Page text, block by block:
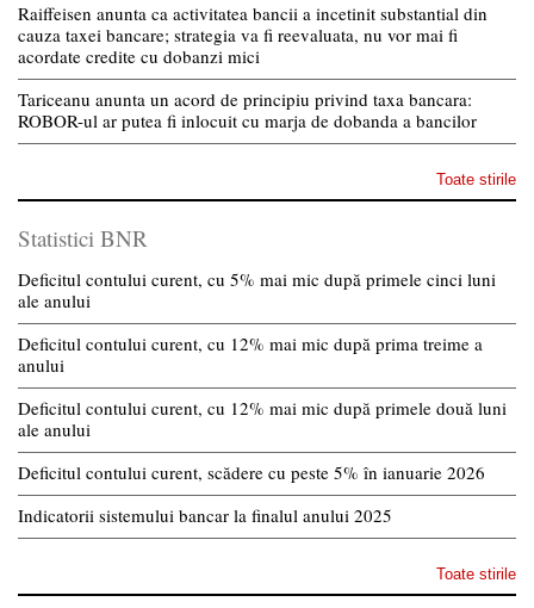
Raiffeisen anunta ca activitatea bancii a incetinit substantial din
cauza taxei bancare; strategia va fi reevaluata, nu vor mai fi
acordate credite cu dobanzi mici
Tariceanu anunta un acord de principiu privind taxa bancara:
ROBOR-ul ar putea fi inlocuit cu marja de dobanda a bancilor
Toate stirile
Statistici BNR
Deficitul contului curent, cu 5% mai mic după primele cinci luni
ale anului
Deficitul contului curent, cu 12% mai mic după prima treime a
anului
Deficitul contului curent, cu 12% mai mic după primele două luni
ale anului
Deficitul contului curent, scădere cu peste 5% în ianuarie 2026
Indicatorii sistemului bancar la finalul anului 2025
Toate stirile